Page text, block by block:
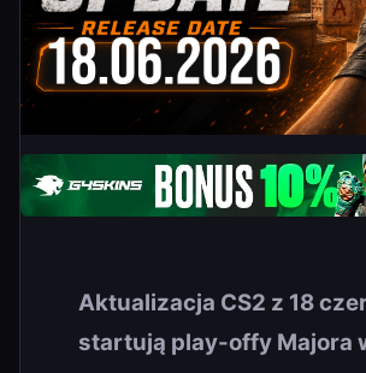
Aktualizacja CS2 z 18
startują play-offy Majora